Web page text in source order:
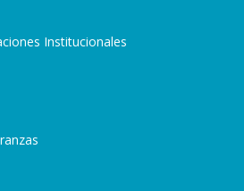
Institucionales